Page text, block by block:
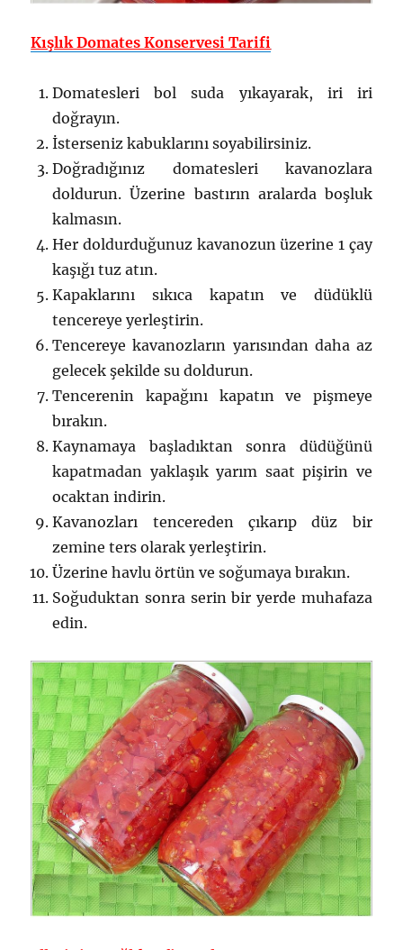
Kışlık Domates Konservesi Tarifi
Domatesleri bol suda yıkayarak, iri iri
doğrayın.
İsterseniz kabuklarını soyabilirsiniz.
Doğradığınız domatesleri kavanozlara
doldurun. Üzerine bastırın aralarda boşluk
kalmasın.
Her doldurduğunuz kavanozun üzerine 1 çay
kaşığı tuz atın.
Kapaklarını sıkıca kapatın ve düdüklü
tencereye yerleştirin.
Tencereye kavanozların yarısından daha az
gelecek şekilde su doldurun.
Tencerenin kapağını kapatın ve pişmeye
bırakın.
Kaynamaya başladıktan sonra düdüğünü
kapatmadan yaklaşık yarım saat pişirin ve
ocaktan indirin.
Kavanozları tencereden çıkarıp düz bir
zemine ters olarak yerleştirin.
Üzerine havlu örtün ve soğumaya bırakın.
Soğuduktan sonra serin bir yerde muhafaza
edin.